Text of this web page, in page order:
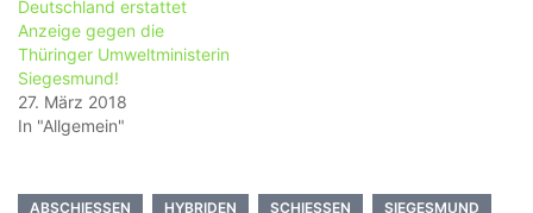
Deutschland erstattet
Anzeige gegen die
Thüringer Umweltministerin
Siegesmund!
27. März 2018
In "Allgemein"
ABSCHIESSEN HYBRIDEN SCHIESSEN
SIEGESMUND